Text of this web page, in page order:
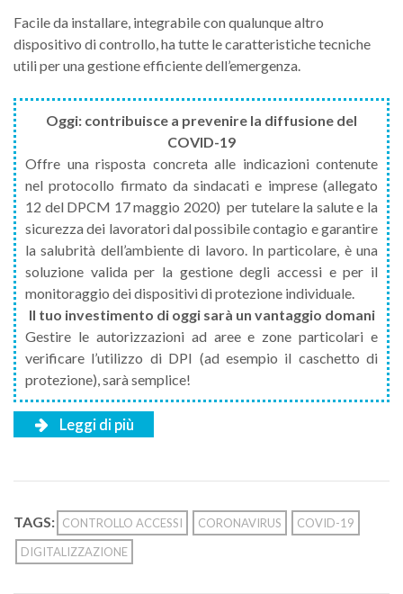
Facile da installare, integrabile con qualunque altro
dispositivo di controllo, ha tutte le caratteristiche tecniche
utili per una gestione efficiente dell’emergenza.
Oggi: contribuisce a prevenire la diffusione del
COVID-19
Offre una risposta concreta alle indicazioni contenute
nel protocollo firmato da sindacati e imprese (allegato
12 del DPCM 17 maggio 2020) per tutelare la salute e la
sicurezza dei lavoratori dal possibile contagio e garantire
la salubrità dell’ambiente di lavoro. In particolare, è una
soluzione valida per la gestione degli accessi e per il
monitoraggio dei dispositivi di protezione individuale.
Il tuo investimento di oggi sarà un vantaggio domani
Gestire le autorizzazioni ad aree e zone particolari e
verificare l’utilizzo di DPI (ad esempio il caschetto di
protezione), sarà semplice!
Leggi di più
TAGS: CONTROLLO ACCESSI CORONAVIRUS
COVID-19
DIGITALIZZAZIONE